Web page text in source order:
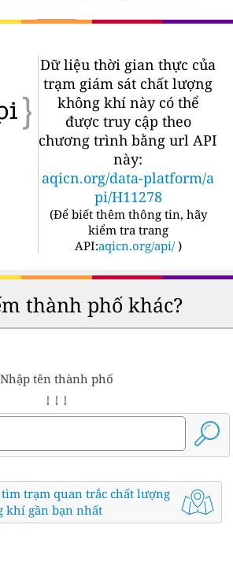
Dữ liệu thời gian thực của
trạm giám sát chất lượng
không khí này có thể
được truy cập theo
chương trình bằng url API
này:
aqicn.org/data-platform/a
pi/H11278
(Để biết thêm thông tin, hãy
kiểm tra trang
API:aqicn.org/api/ )
thành phố khác?
Nhập tên thành phố
↓ ↓ ↓
trạm quan trắc chất lượng
khí gần bạn nhất